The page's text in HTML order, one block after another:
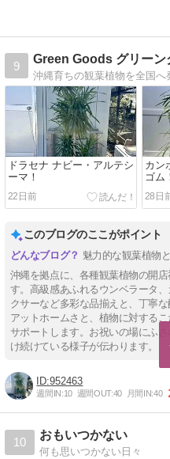
9
Green Goods グリーン
ドラセナ ナビー・アルテシ
ーマ！
22日前
カン
ゴム
28日
このブログのここがポイント
魅力的な観葉植物
沖縄を拠点に、各種観葉植物の開
す。高級感あふれるウンベラータ
クサーなど多彩な品揃えと、丁寧
アットホームさと、植物に対する
サポートします。お祝いの場にふ
け続けている様子が伝わります。
952463
週間IN:10 週間OUT:40 月間IN:40
10
おもいつかない
何も思いつかない日々